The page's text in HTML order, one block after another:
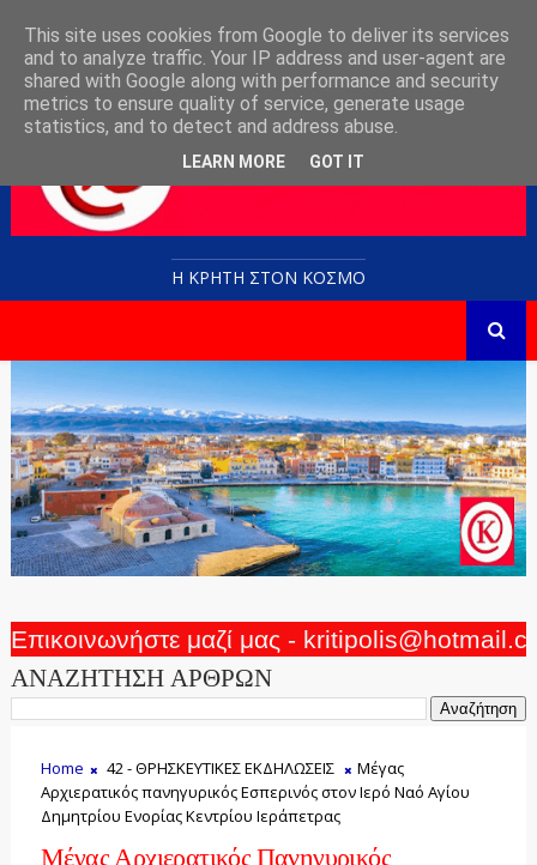
Η ΚΡΗΤΗ ΣΤΟN KOΣΜΟ
Επικοινωνήστε μαζί μας -
ΑΝΑΖΗΤΗΣΗ ΑΡΘΡΩΝ
Home 42 - ΘΡΗΣΚΕΥΤΙΚΕΣ ΕΚΔΗΛΩΣΕΙΣ
Μέγας
Αρχιερατικός πανηγυρικός Εσπερινός στον Ιερό Ναό Αγίου
Δημητρίου Ενορίας Κεντρίου Ιεράπετρας
Μέγας Αρχιερατικός Πανηγυρικός
This site uses cookies from Google to deliver its services
and to analyze traffic. Your IP address and user-agent are
shared with Google along with performance and security
metrics to ensure quality of service, generate usage
statistics, and to detect and address abuse.
LEARN MORE GOT IT